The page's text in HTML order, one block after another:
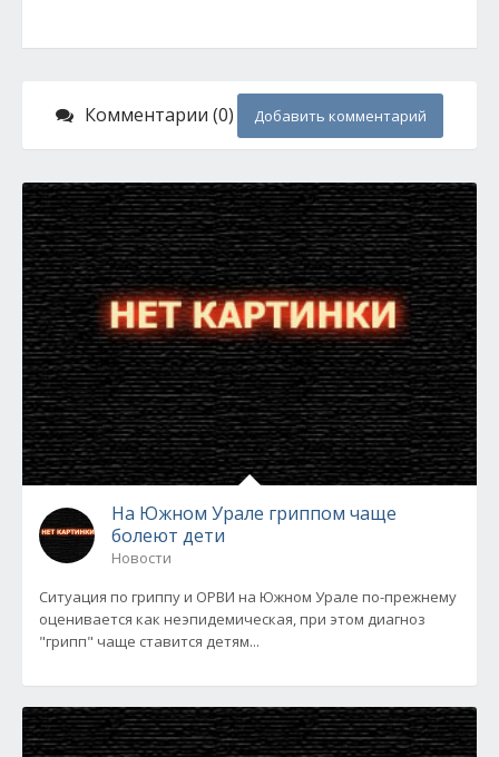
Комментарии (0) Добавить комментарий
На Южном Урале гриппом чаще
болеют дети
Новости
Ситуация по гриппу и ОРВИ на Южном Урале по-прежнему
оценивается как неэпидемическая, при этом диагноз
"грипп" чаще ставится детям...